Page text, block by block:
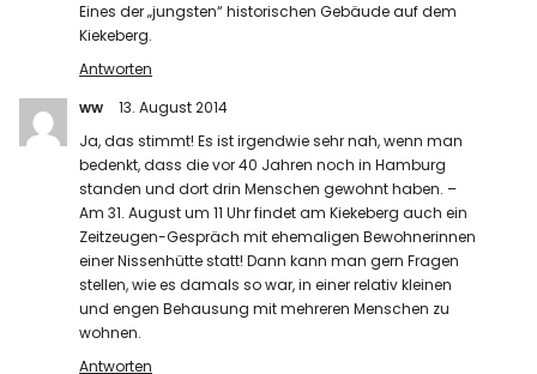
Eines der „jungsten“ historischen Gebäude auf dem
Kiekeberg.
Antworten
ww
13. August 2014
Ja, das stimmt! Es ist irgendwie sehr nah, wenn man
bedenkt, dass die vor 40 Jahren noch in Hamburg
standen und dort drin Menschen gewohnt haben. –
Am 31. August um 11 Uhr findet am Kiekeberg auch ein
Zeitzeugen-Gespräch mit ehemaligen Bewohnerinnen
einer Nissenhütte statt! Dann kann man gern Fragen
stellen, wie es damals so war, in einer relativ kleinen
und engen Behausung mit mehreren Menschen zu
wohnen.
Antworten